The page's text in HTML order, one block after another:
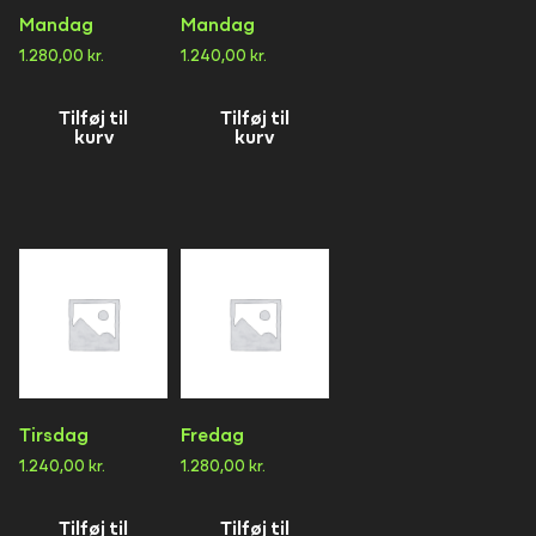
Mandag
1.280,00 kr.
Tilføj til
kurv
Mandag
1.240,00 kr.
Tilføj til
kurv
Tirsdag
1.240,00 kr.
Tilføj til
Fredag
1.280,00 kr.
Tilføj til